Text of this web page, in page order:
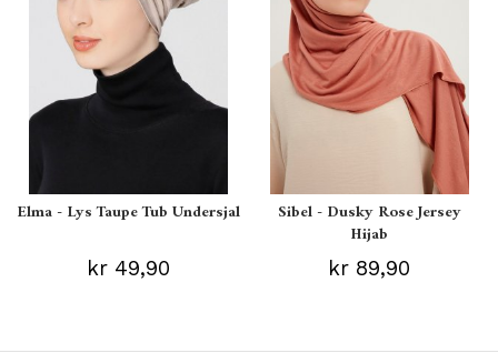
Elma - Lys Taupe Tub Undersjal
kr 49,90
Sibel - Dusky Rose Jersey
Hijab
kr 89,90